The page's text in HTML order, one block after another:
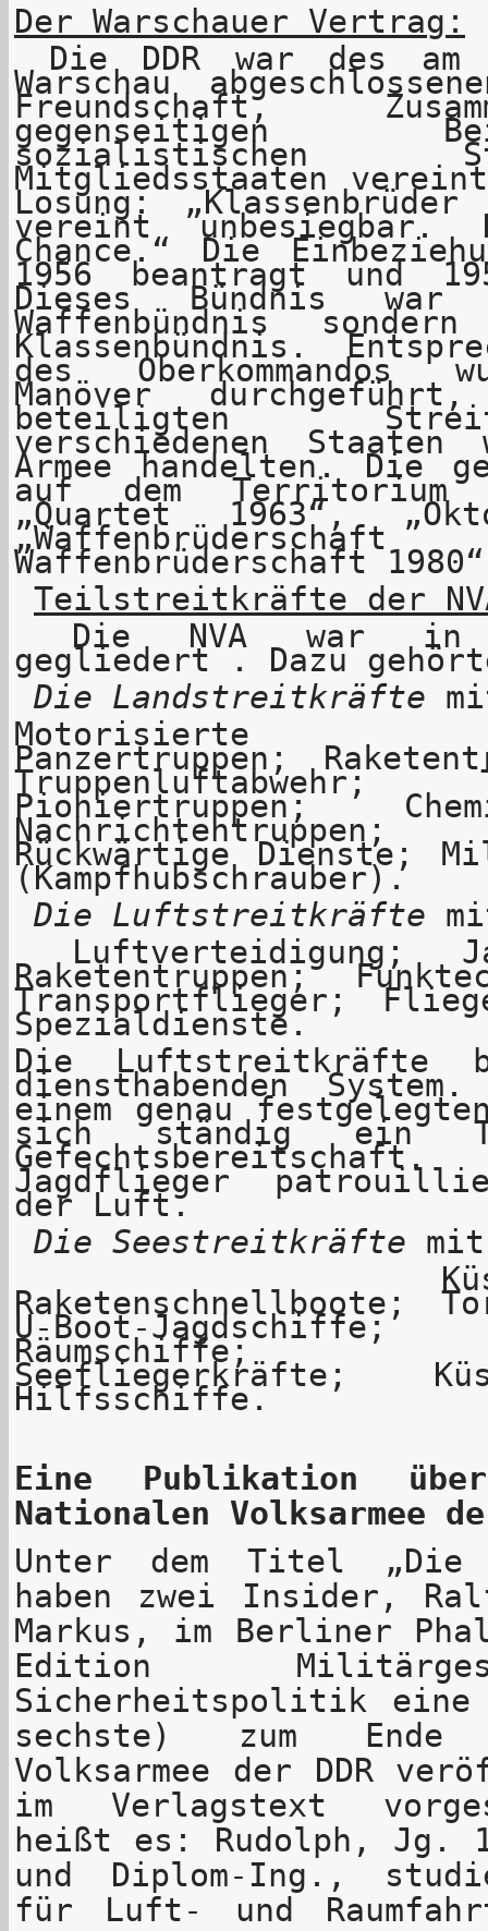
Der Warschauer Vertrag:
Die DDR war des
Warschau
Freundschaft,
gegenseitigen
sozialistischen
Mitgliedsstaaten
Losung:
vereint unbesiegbar.
Chance.“ Die
1956 beantragt und
Dieses Bündnis
Waffenbündnis
Klassenbündnis.
des Oberkommandos
Manöver
beteiligten
verschiedenen
Armee handelten. Die
auf dem Territorium
„Quartet 1963“,
Waffenbrüderschaft
Teilstreitkräfte der
Die NVA war in
gegliedert . Dazu
Die Landstreitkräfte
Motorisierte
Panzertruppen;
Truppenluftabwehr;
Pioniertruppen;
Nachrichtentruppen;
Rückwärtige Dienste;
(Kampfhubschrauber).
Die Luftstreitkräfte
Luftverteidigung;
Raketentruppen;
Transportflieger;
Spezialdienste.
Die Luftstreitkräfte
diensthabenden
einem genau
sich ständig ein
Jagdflieger
der Luft.
Die Seestreitkräfte mit
Raketenschnellboote;
U-Boot-
Räumschiffe;
Seefliegerkräfte;
Hilfsschiffe.
Eine Publikation
Nationalen Volksarmee
Unter dem Titel „Die
haben zwei Insider,
Markus, im Berliner
Edition
Sicherheitspolitik
sechste) zum
Volksarmee der DDR
im Verlagstext
heißt es: Rudolph, Jg.
und Diplom-Ing.,
für Luft- und